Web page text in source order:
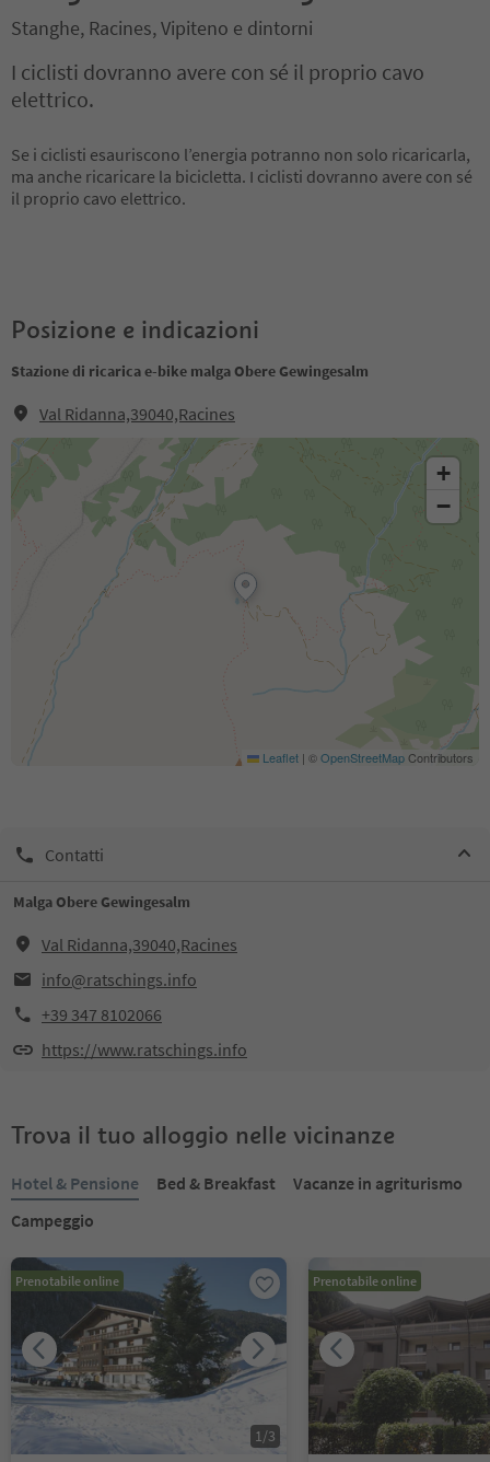
Stanghe, Racines, Vipiteno e dintorni
I ciclisti dovranno avere con sé il proprio cavo
elettrico.
Se i ciclisti esauriscono l’energia potranno non solo ricaricarla,
ma anche ricaricare la bicicletta. I ciclisti dovranno avere con sé
il proprio cavo elettrico.
Posizione e indicazioni
Stazione di ricarica e-bike malga Obere Gewingesalm
Val Ridanna,39040,Racines
+
−
Leaflet | ©OpenStreetMapContributors
Contatti
Malga Obere Gewingesalm
Val Ridanna,39040,Racines
info@ratschings.info
+39 347 8102066
https://www.ratschings.info
Trova il tuo alloggio nelle vicinanze
Hotel & Pensione Bed & Breakfast
Vacanze in agriturismo
Campeggio
Prenotabile online
1/3
Prenotabile online